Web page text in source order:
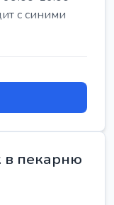
с синими
в пекарню